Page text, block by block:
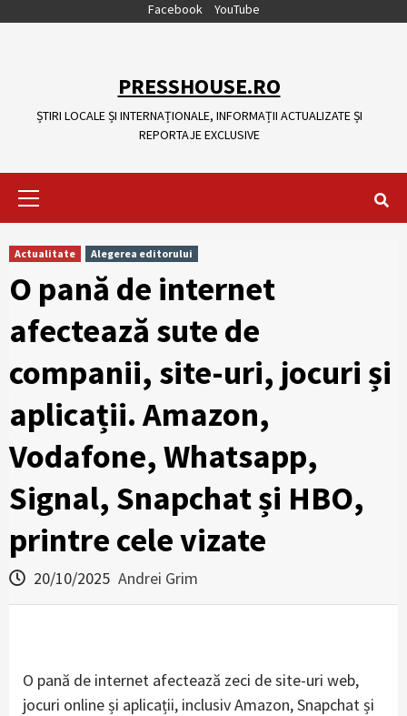
Facebook YouTube
PRESSHOUSE.RO
ȘTIRI LOCALE ȘI INTERNAȚIONALE, INFORMAȚII ACTUALIZATE ȘI
REPORTAJE EXCLUSIVE
Actualitate Alegerea editorului
O pană de internet
afectează sute de
companii, site-uri, jocuri și
aplicații. Amazon,
Vodafone, Whatsapp,
Signal, Snapchat și HBO,
printre cele vizate
20/10/2025 Andrei Grim
O pană de internet afectează zeci de site-uri web,
jocuri online și aplicații, inclusiv Amazon, Snapchat și